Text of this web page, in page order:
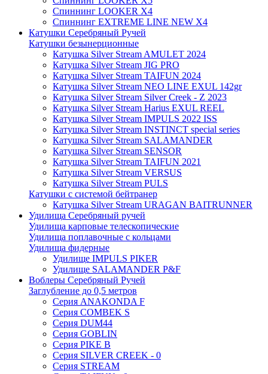
Спиннинг LOOKER X4
Спиннинг EXTREME LINE NEW X4
Катушки Серебряный Ручей
Катушки безынерционные
Катушка Silver Stream AMULET 2024
Катушка Silver Stream JIG PRO
Катушка Silver Stream TAIFUN 2024
Катушка Silver Stream NEO LINE EXUL 142gr
Катушка Silver Stream Silver Creek - Z 2023
Катушка Silver Stream Harius EXUL REEL
Катушка Silver Stream IMPULS 2022 ISS
Катушка Silver Stream INSTINCT special series
Катушка Silver Stream SALAMANDER
Катушка Silver Stream SENSOR
Катушка Silver Stream TAIFUN 2021
Катушка Silver Stream VERSUS
Катушка Silver Stream PULS
Катушки с системой бейтранер
Катушка Silver Stream URAGAN BAITRUNNER
Удилища Серебряный ручей
Удилища карповые телескопические
Удилища поплавочные с кольцами
Удилища фидерные
Удилище IMPULS PIKER
Удилище SALAMANDER P&F
Воблеры Серебряный Ручей
Заглубление до 0,5 метров
Серия ANAKONDA F
Серия COMBEK S
Серия DUM44
Серия GOBLIN
Серия PIKE B
Серия SILVER CREEK - 0
Серия STREAM